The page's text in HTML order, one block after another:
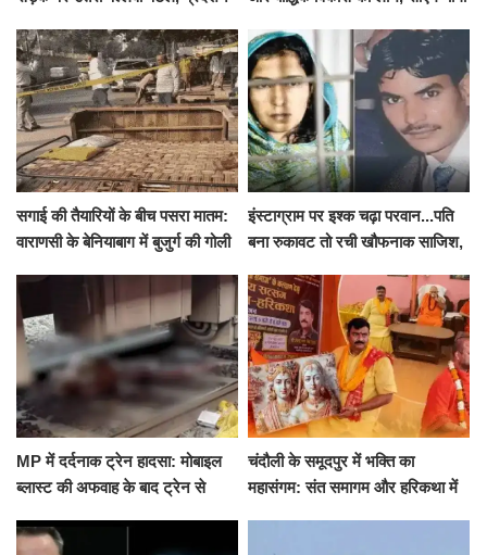
सगाई की तैयारियों के बीच पसरा मातम:
वाराणसी के बेनियाबाग में बुजुर्ग की गोली
हमला
इंस्टाग्राम पर इश्क चढ़ा परवान...पति
बना रुकावट तो रची खौफनाक साजिश,
के घाट
MP में दर्दनाक ट्रेन हादसा: मोबाइल
ब्लास्ट की अफवाह के बाद ट्रेन से
रौंदा, 4 की मौत
चंदौली के समूदपुर में भक्ति का
महासंगम: संत समागम और हरिकथा में